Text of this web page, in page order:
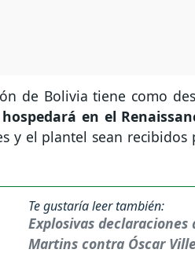
de Bolivia tiene como
en el
y el plantel sean recibidos
Te gustaría leer también:
Explosivas declaraciones
Martins contra Óscar